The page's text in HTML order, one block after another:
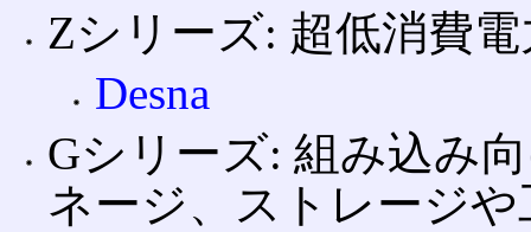
Zシリーズ: 超低消費
Desna
Gシリーズ: 組み込み
ネージ、ストレージ